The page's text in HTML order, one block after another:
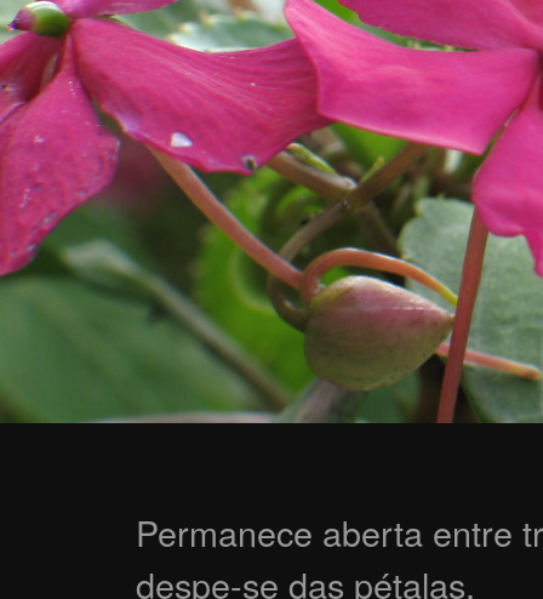
Permanece aberta entre
despe-se das pétalas.